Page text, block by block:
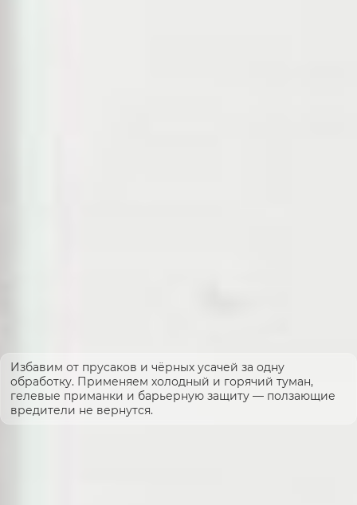
Избавим от прусаков и чёрных усачей за одну
обработку. Применяем холодный и горячий туман,
гелевые приманки и барьерную защиту — ползающие
вредители не вернутся.